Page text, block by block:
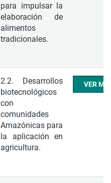
para impulsar la
elaboración de
alimentos
tradicionales.
2.2. Desarrollos
biotecnológicos
con
comunidades
Amazónicas para
la aplicación en
agricultura.
VER